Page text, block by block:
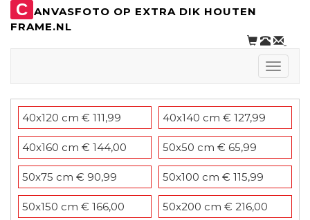
C ANVASFOTO OP EXTRA DIK HOUTEN
FRAME.NL
Toggle
40x120 cm € 111,99 40x140 cm € 127,99
40x160 cm € 144,00 50x50 cm € 65,99
50x75 cm € 90,99 50x100 cm € 115,99
50x150 cm € 166,00 50x200 cm € 216,00